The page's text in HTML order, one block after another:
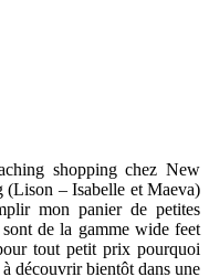
shopping chez New
(Lison – Isabelle et Maeva)
mon panier de petites
de la gamme wide feet
tout petit prix pourquoi
découvrir bientôt dans une